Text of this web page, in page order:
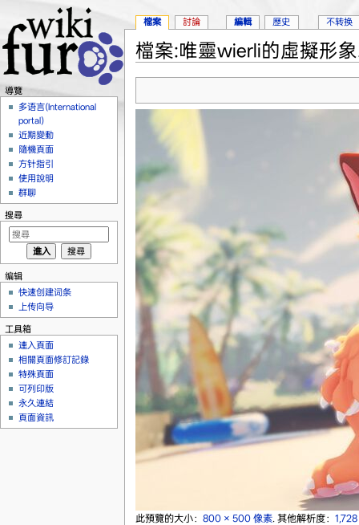
檔案:唯靈wierli的虛擬形
此預覽的大小： 800 × 500 像素. 其他解析度：
檔案 討論 編輯 歷史 不转换
導覽
多语言(International
portal)
近期變動
隨機頁面
方针指引
使用說明
群聊
搜尋
编辑
快速创建词条
上传向导
工具箱
連入頁面
相關頁面修訂記錄
特殊頁面
可列印版
永久連結
頁面資訊